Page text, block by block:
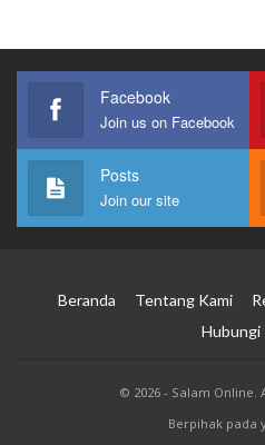
Facebook
Join us on Facebook
Posts
Join our site
Beranda Tentang Kami
Hubungi
© 2026 - Salam Online.
Berpihak pada